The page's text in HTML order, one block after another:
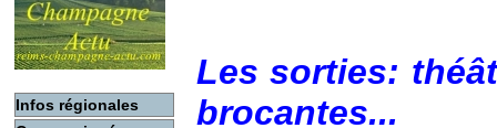
Infos régionales
Les sorties:
brocantes...